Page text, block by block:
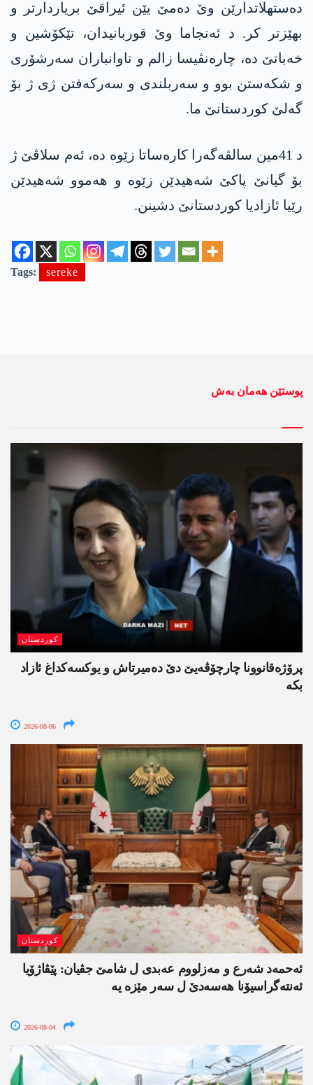
دەستھلاتدارێن وێ دەمێ یێن ئیراقێ بریاردارتر و
بھێزتر کر. د ئەنجاما وێ قوربانیدان، تێکۆشین و
خەباتێ دە، چارەنڤیسا زالم و تاوانباران سەرشۆری
و شکەستن بوو و سەربلندی و سەرکەفتن ژی ژ بۆ
گەلێ کوردستانێ ما.
د 41مین سالڤەگەرا کارەساتا زێوه‌ دە، ئەم سلاڤێ ژ
بۆ گیانێ پاکێ شەھیدێن زێوه‌ و ھەموو شەھیدێن
رێیا ئازادیا کوردستانێ دشینن.
Tags: sereke
پوستێن ھەمان بەش
کوردستان
پرۆژەقانوونا چارچۆڤەیێ دێ دەمیرتاش و یوکسەکداغ ئازاد
بکە
2026-08-06
کوردستان
ئەحمەد شەرع و مەزلووم عەبدی ل شامێ جڤیان: پێڤاژۆیا
ئەنتەگراسیۆنا ھەسەدێ ل سەر مێزە یە
2026-08-04